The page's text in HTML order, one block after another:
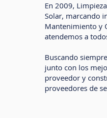
En 2009,
Solar, marcando
Mantenimiento y
atendemos a
Buscando
junto con los
proveedor y
proveedores de